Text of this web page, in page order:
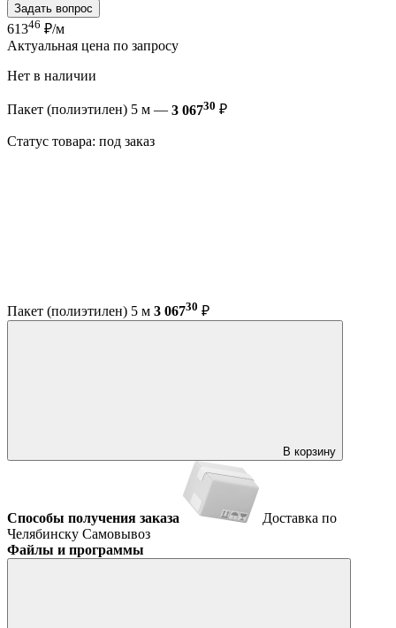
Задать вопрос
61346 ₽/м
Актуальная цена по запросу
Нет в наличии
Пакет (полиэтилен) 5 м — 3 06730 ₽
Статус товара: под заказ
Пакет (полиэтилен) 5 м 3 06730 ₽
В корзину
Способы получения заказа
Доставка по
Челябинску Самовывоз
Файлы и программы